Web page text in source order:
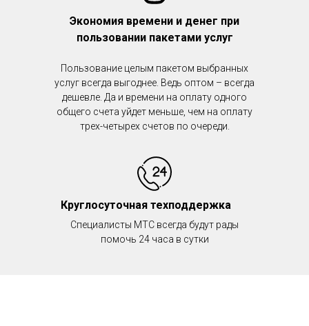
Круглосуточная техподдержка
Экономия времени и денег при
пользовании пакетами услуг
Пользование целым пакетом выбранных
услуг всегда выгоднее. Ведь оптом – всегда
дешевле. Да и времени на оплату одного
общего счета уйдет меньше, чем на оплату
трех-четырех счетов по очереди.
Специалисты МТС всегда будут рады
помочь 24 часа в сутки
8 (800) 350-80-41
Проверить адрес